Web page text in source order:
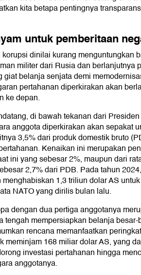
kita betapa pentingnya
untuk pemberitaan
dinilai kurang menguntungkan
militer dari Rusia dan berlanjutnya
giat belanja senjata demi
pertahanan diperkirakan akan
ke depan.
di bawah tekanan dari
anggota diperkirakan akan sepakat
3,5% dari produk domestik bruto
Kenaikan ini merupakan
ini yang sebesar 2%, maupun dari
2,7% dari PDB. Pada tahun
1,3 triliun dolar AS untuk
NATO yang dirilis bulan lalu.
dengan dua pertiga anggotanya
tengah mempersiapkan belanja besar-
rencana memanfaatkan
meminjam 168 miliar dolar AS, yang
investasi pertahanan hingga
anggotanya.